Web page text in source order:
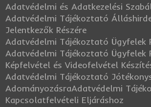
Adatvédelmi és Adatkezelési
Adatvédelmi Tájékoztató
Jelentkezők Részére
Adatvédelmi Tájékoztató Ügyfelek
Adatvédelmi Tájékoztató Ügyfelek
Képfelvétel és Videofelvétel
Adatvédelmi Tájékoztató
AdományozásraAdatvédelmi
Kapcsolatfelvételi Eljáráshoz